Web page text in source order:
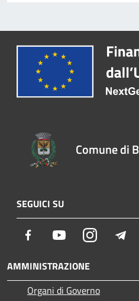
Comune di
SEGUICI SU
Facebook YoutubeInstagram
AMMINISTRAZIONE
Organi di Governo